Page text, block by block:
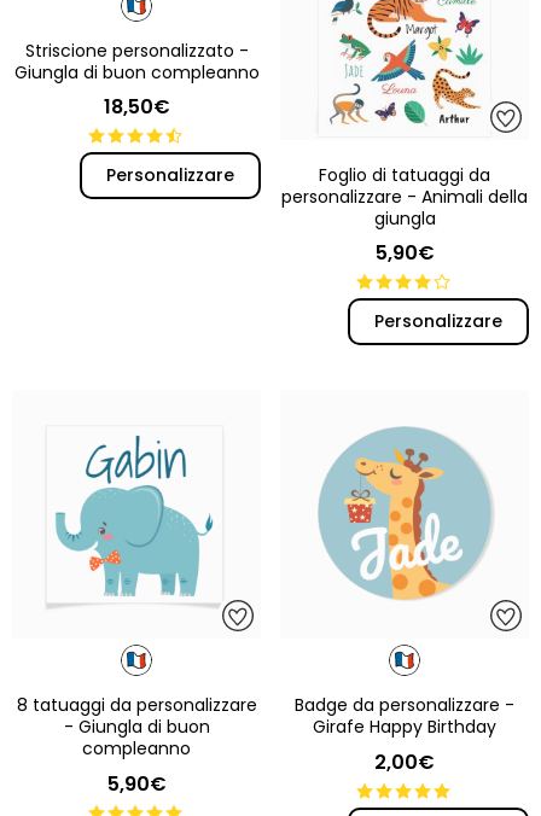
Striscione personalizzato -
Giungla di buon compleanno
18,50€
Personalizzare
Foglio di tatuaggi da
personalizzare - Animali della
giungla
5,90€
Personalizzare
8 tatuaggi da personalizzare
- Giungla di buon
compleanno
5,90€
Badge da personalizzare -
Girafe Happy Birthday
2,00€